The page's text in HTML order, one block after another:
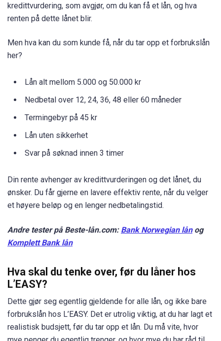
kredittvurdering, som avgjør, om du kan få et lån, og hva
renten på dette lånet blir.
Men hva kan du som kunde få, når du tar opp et forbrukslån
her?
Lån alt mellom 5.000 og 50.000 kr
Nedbetal over 12, 24, 36, 48 eller 60 måneder
Termingebyr på 45 kr
Lån uten sikkerhet
Svar på søknad innen 3 timer
Din rente avhenger av kredittvurderingen og det lånet, du
ønsker. Du får gjerne en lavere effektiv rente, når du velger
et høyere beløp og en lenger nedbetalingstid.
Andre tester på Beste-lån.com: Bank Norwegian lånog
Komplett Bank lån
Hva skal du tenke over, før du låner hos
L’EASY?
Dette gjør seg egentlig gjeldende for alle lån, og ikke bare
forbrukslån hos L’EASY. Det er utrolig viktig, at du har lagt et
realistisk budsjett, før du tar opp et lån. Du må vite, hvor